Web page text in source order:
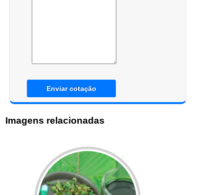
Enviar cotação
Imagens relacionadas